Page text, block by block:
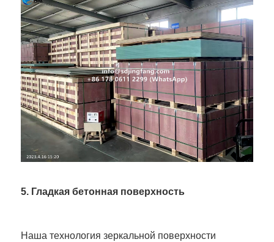
5. Гладкая бетонная поверхность
Наша технология зеркальной поверхности